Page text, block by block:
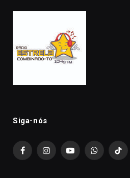
Siga-nós
FacebookInstagramYouTubeWhatsApp